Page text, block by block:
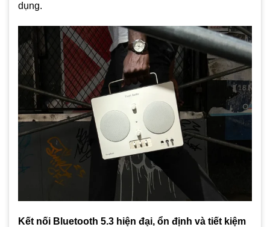
dụng.
Kết nối Bluetooth 5.3 hiện đại, ổn định và tiết kiệm